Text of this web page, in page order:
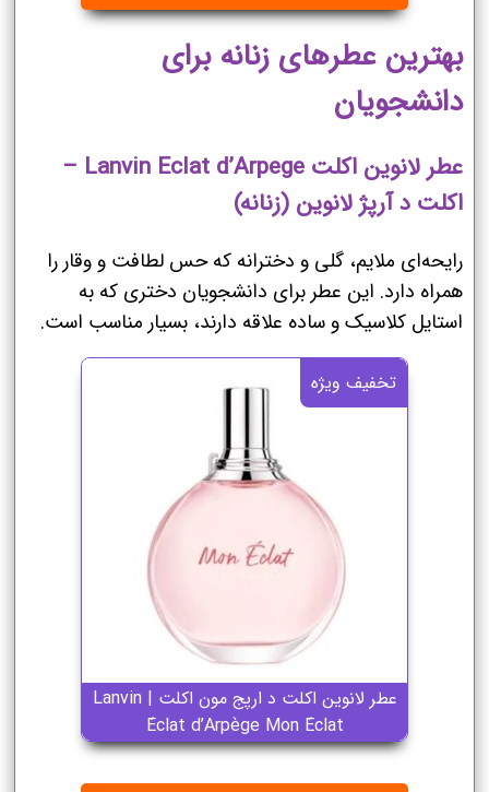
بهترین عطرهای زنانه برای
دانشجویان
عطر لانوین اکلت Lanvin Eclat d’Arpege –
اکلت د آرپژ لانوین (زنانه)
رایحه‌ای ملایم، گلی و دخترانه که حس لطافت و وقار را
همراه دارد. این عطر برای دانشجویان دختری که به
استایل کلاسیک و ساده علاقه دارند، بسیار مناسب است.
تخفیف ویژه
عطر لانوین اکلت د ارپج مون اکلت | Lanvin
Éclat d’Arpège Mon Éclat